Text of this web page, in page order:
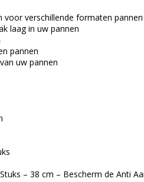
verschillende formaten pannen
laag in uw pannen
pannen
uw pannen
– 38 cm – Bescherm de Anti